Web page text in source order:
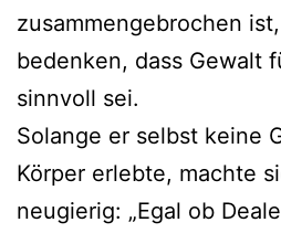
zusammengebrochen
bedenken, dass Gewalt
sinnvoll sei.
Solange er selbst keine
Körper erlebte, machte
neugierig: „Egal ob